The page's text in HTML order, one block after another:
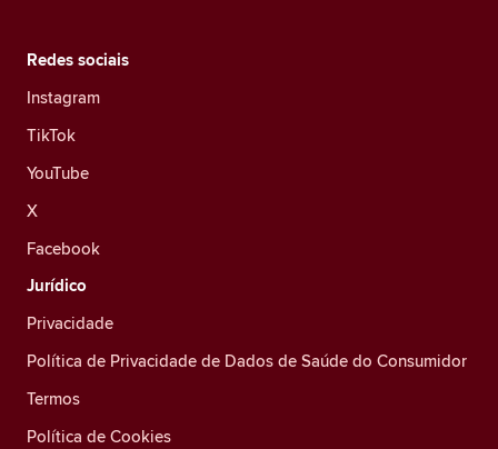
Redes sociais
Instagram
TikTok
YouTube
X
Facebook
Jurídico
Privacidade
Política de Privacidade de Dados de Saúde do Consumidor
Termos
Política de Cookies